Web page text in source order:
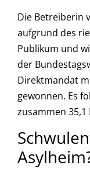
Die Betreiberin
aufgrund des
Publikum und
der
Direktmandat
gewonnen. Es
zusammen 35,1